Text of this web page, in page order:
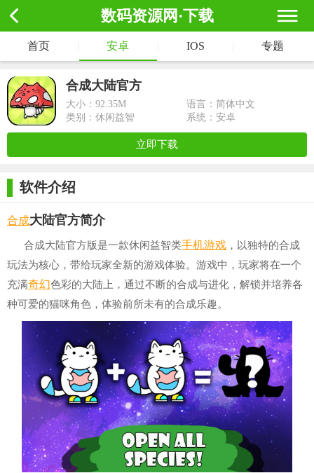
数码资源网·下载
首页 安卓 IOS 专题
合成大陆官方
大小： 92.35M
语言：简体中文
类别：休闲益智
系统：安卓
立即下载
软件介绍
合成大陆官方简介
合成大陆官方版是一款休闲益智类手机游戏 ，以独特的合成
玩法为核心，带给玩家全新的游戏体验。游戏中，玩家将在一个
充满奇幻色彩的大陆上，通过不断的合成与进化，解锁并培养各
种可爱的猫咪角色，体验前所未有的合成乐趣。